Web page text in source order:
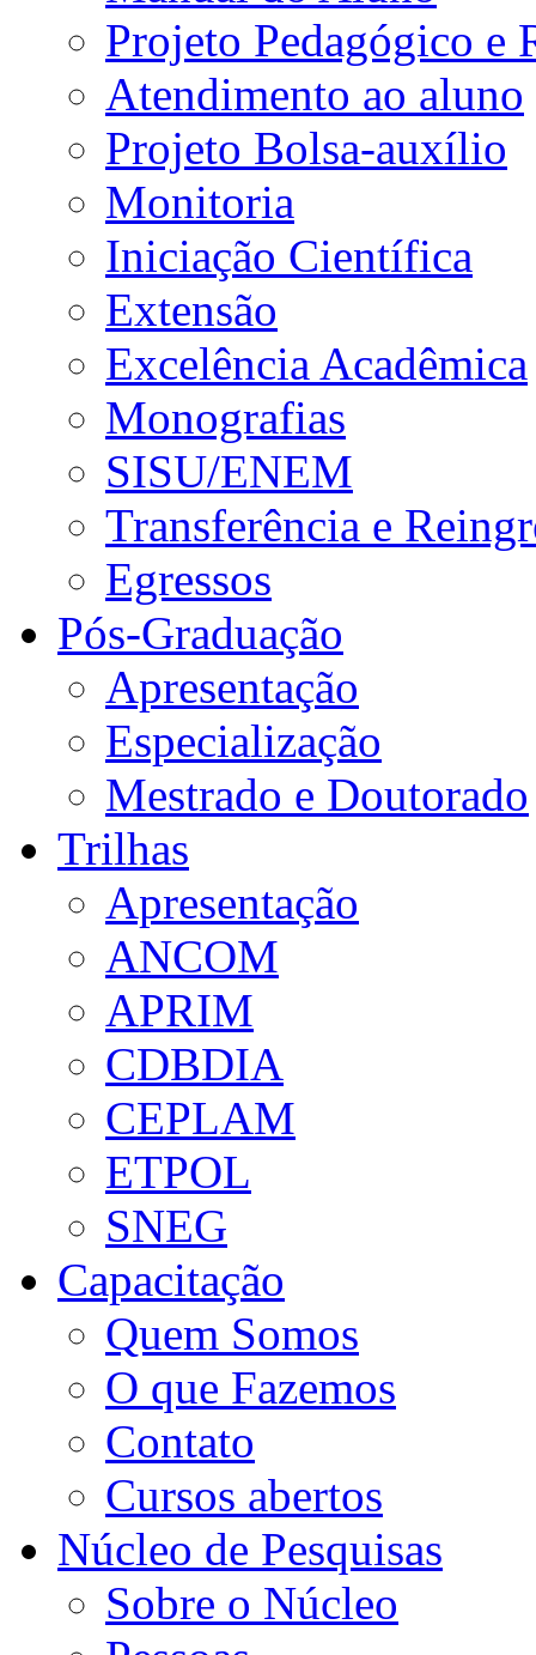
Projeto Pedagógico e
Atendimento ao aluno
Projeto Bolsa-auxílio
Monitoria
Iniciação Científica
Extensão
Excelência Acadêmica
Monografias
SISU/ENEM
Transferência e
Egressos
Pós-Graduação
Apresentação
Especialização
Mestrado e Doutorado
Trilhas
Apresentação
ANCOM
APRIM
CDBDIA
CEPLAM
ETPOL
SNEG
Capacitação
Quem Somos
O que Fazemos
Contato
Cursos abertos
Núcleo de Pesquisas
Sobre o Núcleo